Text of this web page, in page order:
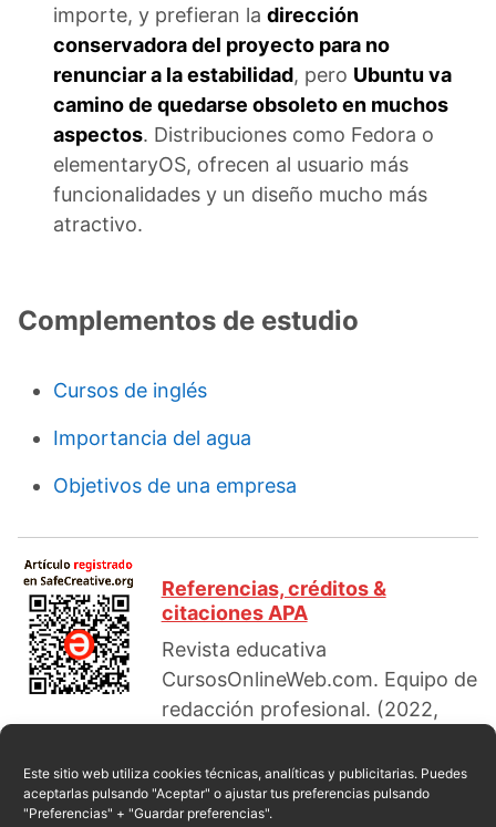
Este sitio web utiliza cookies técnicas, analíticas y publicitarias. Puedes
aceptarlas pulsando "Aceptar" o ajustar tus preferencias pulsando
"Preferencias" + "Guardar preferencias".
importe, y prefieran la dirección
conservadora del proyecto para no
renunciar a la estabilidad, pero Ubuntu va
camino de quedarse obsoleto en muchos
aspectos. Distribuciones como Fedora o
elementaryOS, ofrecen al usuario más
funcionalidades y un diseño mucho más
atractivo.
Complementos de estudio
Cursos de inglés
Importancia del agua
Objetivos de una empresa
Referencias, créditos &
citaciones APA
Revista educativa
CursosOnlineWeb.com. Equipo de
redacción profesional. (2022,
por:Javier García. Obtenido en fecha 08, 2026,
desde el sitio web: